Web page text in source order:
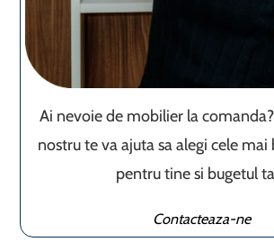
Ai nevoie de mobilier la
nostru te va ajuta sa alegi cele
pentru tine si bugetul
Contacteaza-ne